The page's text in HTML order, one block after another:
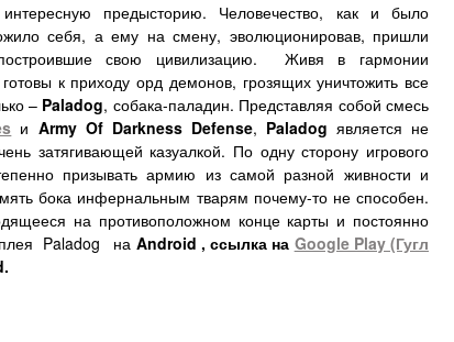
предысторию. Человечество, как и было
себя, а ему на смену, эволюционировав, пришли
свою цивилизацию. Живя в гармонии
к приходу орд демонов, грозящих уничтожить все
– Paladog, собака-паладин. Представляя собой смесь
и Army Of Darkness Defense, Paladog является не
затягивающей казуалкой. По одну сторону игрового
призывать армию из самой разной живности и
бока инфернальным тварям почему-то не способен.
на противоположном конце карты и постоянно
Paladog на Android , ссылка на Google Play (Гугл